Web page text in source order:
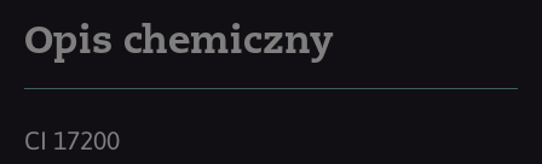
Opis chemiczny
CI 17200